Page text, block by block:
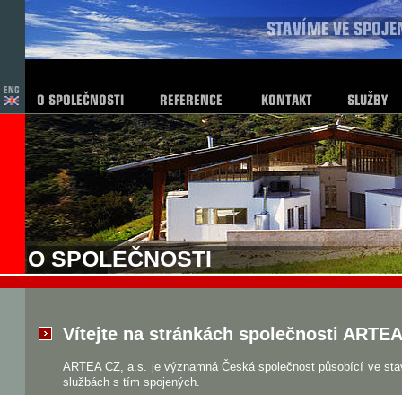
O SPOLEČNOSTI
Vítejte na stránkách společnosti
ARTEA CZ, a.s. je významná Česká společnost působící ve
službách s tím spojených.